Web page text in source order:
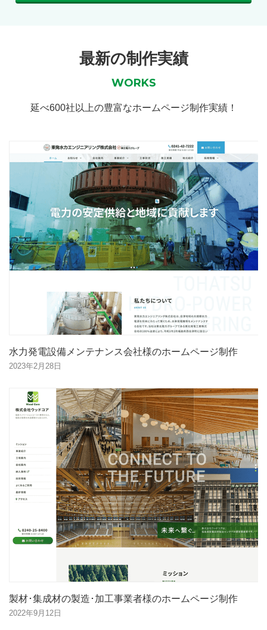
最新の制作実績
WORKS
延べ600社以上の豊富なホームページ制作実績！
水力発電設備メンテナンス会社様のホームページ制作
2023年2月28日
製材･集成材の製造･加工事業者様のホームページ制作
2022年9月12日